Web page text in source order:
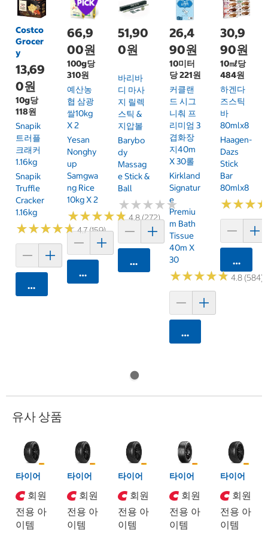
Costco
Grocer
y
13,69
0원
10g당
118원
Snapik
트러플
크래커
1.16kg
Snapik
Truffle
Cracker
1.16kg
★★★★★
★★★★★4.7 (159)
카트에 담기
66,9
00원
100g당
310원
예산농
협 삼광
쌀10kg
X 2
Yesan
Nonghy
Up
Samgwa
Ng Rice
10kg X 2
★★★★★
★★★★★4.8 (272)
카트에 담기
51,90
0원
바리바
디 마사
지 릴렉
스틱 &
지압볼
Barybo
Dy
Massag
E Stick &
Ball
★★★★★
★★★★★
카트에 담기
26,4
90원
10미터
당 221원
커클랜
드 시그
니춰 프
리미엄 3
겹화장
지40m
X 30롤
Kirkland
Signatur
E
Premiu
M Bath
Tissue
40m X
30
★★★★★
★★★★★4.8 (584)
카트에 담기
30,9
90원
10㎖당
484원
하겐다
즈스틱
바
80mlx8
Haagen-
Dazs
Stick
Bar
80mlx8
★★★
★★★
카트에
유사 상품
타이어
회원
전용 아
이템
타이어
회원
전용 아
이템
타이어
회원
전용 아
이템
타이어
회원
전용 아
이템
타이어
회원
전용 아
이템